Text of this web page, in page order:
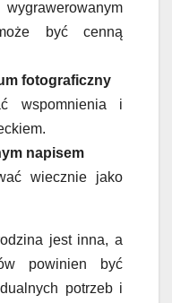
być cenną
fotograficzny
wspomnienia i
napisem
wiecznie jako
jest inna, a
powinien być
potrzeb i